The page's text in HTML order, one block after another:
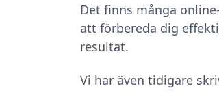
Det finns många
att förbereda dig
resultat.
Vi har även tidigare